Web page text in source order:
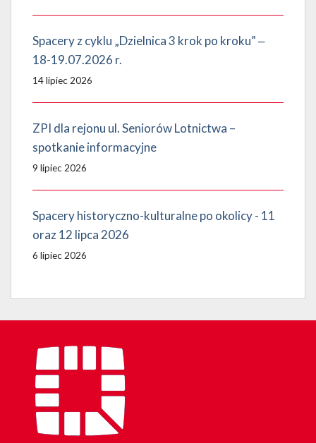
Spacery z cyklu „Dzielnica 3 krok po kroku” ‒
18-19.07.2026 r.
14 lipiec 2026
ZPI dla rejonu ul. Seniorów Lotnictwa –
spotkanie informacyjne
9 lipiec 2026
Spacery historyczno-kulturalne po okolicy - 11
oraz 12 lipca 2026
6 lipiec 2026